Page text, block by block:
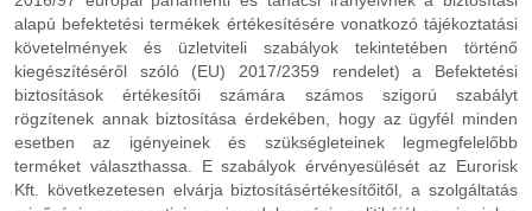
alapú befektetési termékek értékesítésére vonatkozó tájékoztatási
követelmények és üzletviteli szabályok tekintetében történő
kiegészítéséről szóló (EU) 2017/2359 rendelet) a Befektetési
biztosítások értékesítői számára számos szigorú szabályt
rögzítenek annak biztosítása érdekében, hogy az ügyfél minden
esetben az igényeinek és szükségleteinek legmegfelelőbb
terméket választhassa. E szabályok érvényesülését az Eurorisk
Kft. következetesen elvárja biztosításértékesítőitől, a szolgáltatás